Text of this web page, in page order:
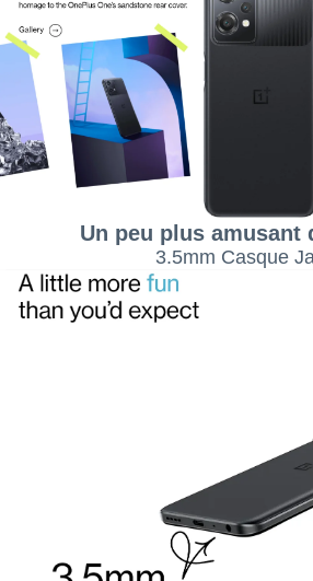
Un peu plus amusant
3.5mm Casque